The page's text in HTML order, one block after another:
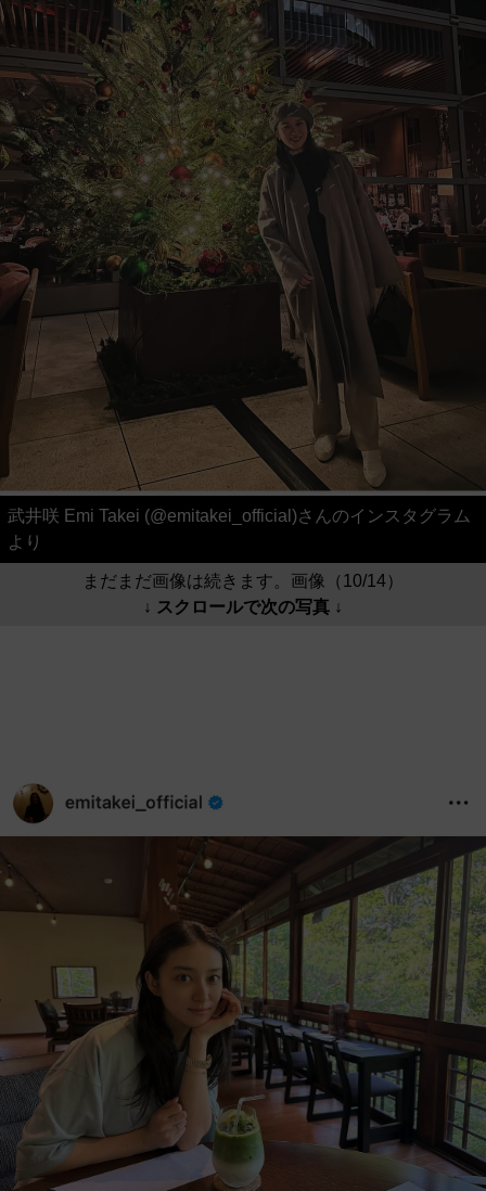
武井咲 Emi Takei (@emitakei_official)さんのインスタグラム
より
まだまだ画像は続きます。画像（10/14）
↓ スクロールで次の写真 ↓